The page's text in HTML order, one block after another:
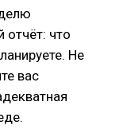
отчёт: что
Не
вас